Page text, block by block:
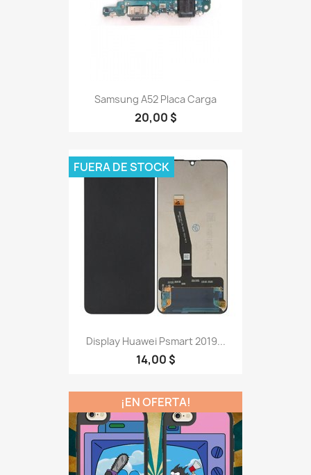
Samsung A52 Placa Carga
20,00 $
Display Huawei Psmart 2019...
14,00 $
FUERA DE STOCK
¡EN OFERTA!